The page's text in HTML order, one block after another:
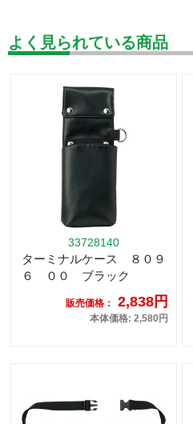
よく見られている商品
33728140
ターミナルケース ８０９
６ ００ ブラック
販売価格： 2,838円
本体価格: 2,580円